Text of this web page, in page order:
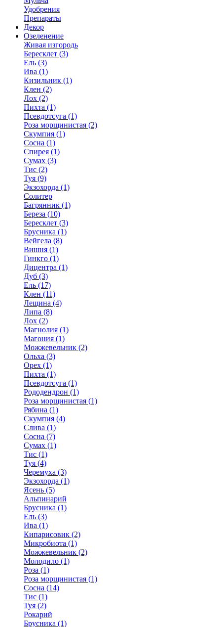
Удобрения
Препараты
Декор
Озеленение
Живая изгородь
Бересклет (3)
Ель (3)
Ива (1)
Кизильник (1)
Клен (2)
Лох (2)
Пихта (1)
Псевдотсуга (1)
Роза морщинистая (2)
Скумпия (1)
Сосна (1)
Спирея (1)
Сумах (3)
Тис (2)
Туя (9)
Экзохорда (1)
Солитер
Багрянник (1)
Береза (10)
Бересклет (3)
Брусника (1)
Вейгела (8)
Вишня (1)
Гинкго (1)
Дицентра (1)
Дуб (3)
Ель (17)
Клен (11)
Лещина (4)
Липа (8)
Лох (2)
Магнолия (1)
Магония (1)
Можжевельник (2)
Ольха (3)
Орех (1)
Пихта (1)
Псевдотсуга (1)
Рододендрон (1)
Роза морщинистая (1)
Рябина (1)
Скумпия (4)
Слива (1)
Сосна (7)
Сумах (1)
Тис (1)
Туя (4)
Черемуха (3)
Экзохорда (1)
Ясень (5)
Альпинарий
Брусника (1)
Ель (3)
Ива (1)
Кипарисовик (2)
Микробиота (1)
Можжевельник (2)
Молодило (1)
Роза (1)
Роза морщинистая (1)
Сосна (14)
Тис (1)
Туя (2)
Рокарий
Брусника (1)